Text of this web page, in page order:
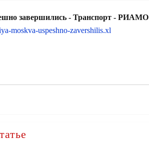
завершились - Транспорт - РИАМО
moskva-uspeshno-zavershilis.xl